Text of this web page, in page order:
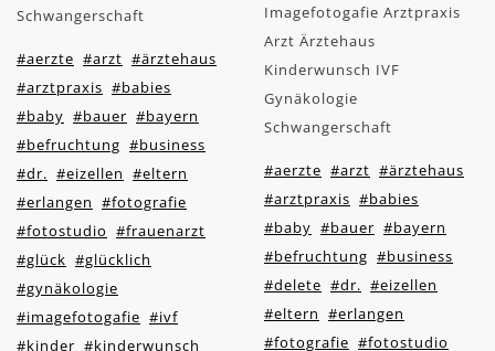
Schwangerschaft
#aerzte #arzt #ärztehaus
#arztpraxis #babies
#baby #bauer #bayern
#befruchtung #business
#dr. #eizellen #eltern
#erlangen #fotografie
#fotostudio #frauenarzt
#glück #glücklich
#gynäkologie
#imagefotogafie #ivf
#kinder #kinderwunsch
Imagefotogafie Arztpraxis
Arzt Ärztehaus
Kinderwunsch IVF
Gynäkologie
Schwangerschaft
#aerzte #arzt #ärztehaus
#arztpraxis #babies
#baby #bauer #bayern
#befruchtung #business
#delete #dr. #eizellen
#eltern #erlangen
#fotografie #fotostudio